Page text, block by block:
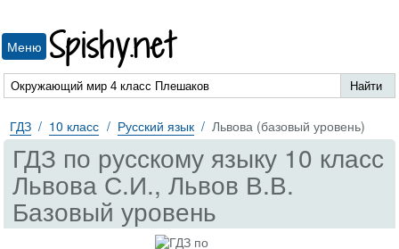
Меню Spishy.net
ГДЗ 10 класс Русский язык Львова (базовый уровень)
ГДЗ по русскому языку 10 класс
Львова С.И., Львов В.В.
Базовый уровень